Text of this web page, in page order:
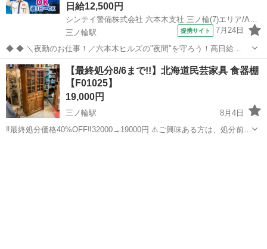
日給12,500円
三ノ輪駅
提携サイト 7月24日
◆ ◆ ＼夜勤のお仕事！／六本木ヒルズの"夜間"を守ろう！高日給
START！ アノ憧れの＼六本木エリア／でのお仕事！ 夜間の巡回・警
備をお任せ♪ 4時間の休憩があるから 夜勤専属でも無理なく働けます◎
＼未経験スタート...
東京 台東区 三ノ輪駅 警備員
【最終処分8/6まで!!】北海道民芸家具 食器棚
【F01025】
19,000円
三ノ輪駅
8月4日
‼️最終処分価格40%OFF‼️32000→19000円 ⚠️ご興味ある方は、処分前の